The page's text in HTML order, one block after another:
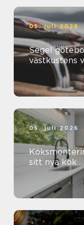
05. juli 2026
Segel göteborg så väljer du rätt
västkustens
05. juli 2026
Köksmontering skåne
sitt nya kök